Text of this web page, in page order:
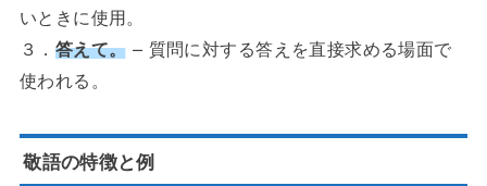
いときに使用。
３． 答えて。 – 質問に対する答えを直接求める場面で
使われる。
敬語の特徴と例